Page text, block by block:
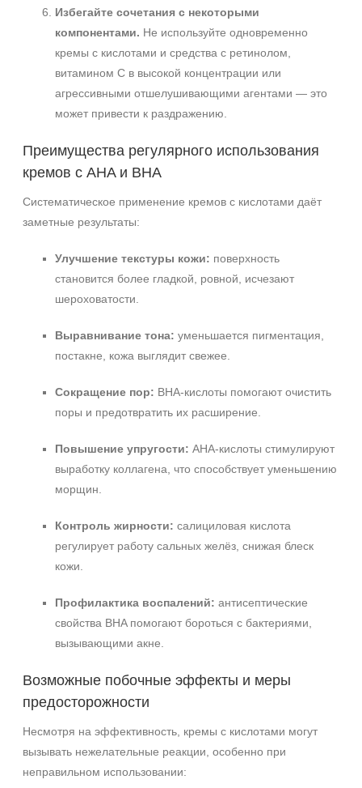
Избегайте сочетания с некоторыми
компонентами. Не используйте одновременно
кремы с кислотами и средства с ретинолом,
витамином С в высокой концентрации или
агрессивными отшелушивающими агентами — это
может привести к раздражению.
Преимущества регулярного использования
кремов с AHA и BHA
Систематическое применение кремов с кислотами даёт
заметные результаты:
Улучшение текстуры кожи: поверхность
становится более гладкой, ровной, исчезают
шероховатости.
Выравнивание тона: уменьшается пигментация,
постакне, кожа выглядит свежее.
Сокращение пор: BHA-кислоты помогают очистить
поры и предотвратить их расширение.
Повышение упругости: AHA-кислоты стимулируют
выработку коллагена, что способствует уменьшению
морщин.
Контроль жирности: салициловая кислота
регулирует работу сальных желёз, снижая блеск
кожи.
Профилактика воспалений: антисептические
свойства BHA помогают бороться с бактериями,
вызывающими акне.
Возможные побочные эффекты и меры
предосторожности
Несмотря на эффективность, кремы с кислотами могут
вызывать нежелательные реакции, особенно при
неправильном использовании: